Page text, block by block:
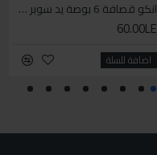
انكو قصافة 6 بوصة يد سوبر وان
60.00LE
اضافة للسلة